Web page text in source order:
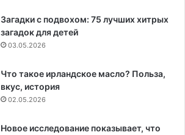
Загадки с подвохом: 75 лучших хитрых
загадок для детей
03.05.2026
Что такое ирландское масло? Польза,
вкус, история
02.05.2026
Новое исследование показывает, что